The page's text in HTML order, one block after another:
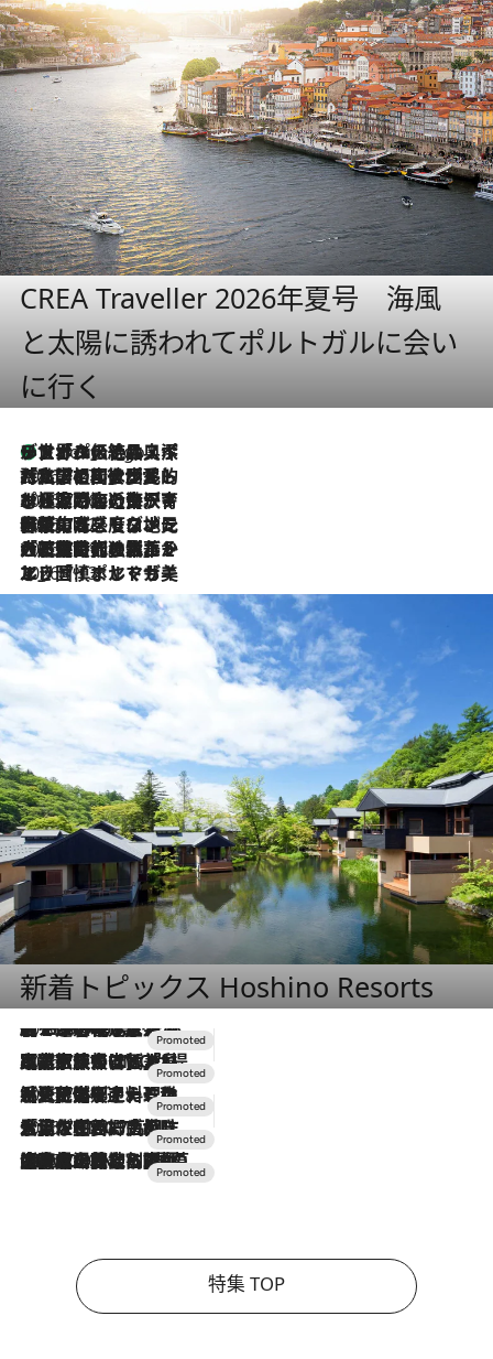
CREA Traveller 2026年夏号 海風
と太陽に誘われてポルトガルに会い
に行く
5 Hours Ago
リスボンの絶品スイーツ「パステル・デ・ナタ」とは？ポルトガル伝統の奥深い世界へ
2026.7.27
「私の祖国はポルトガル語です」国民的詩人フェルナンド・ペソアと、彼が愛した文学の街を歩く
2026.7.26
ポルトガル近海が育む極上の海の幸。キリリと冷えた白ワインと愉しむ、シーフード専門店の贅沢
2026.7.22
伝統の味をモダンに昇華。高感度な地元客が集う、リスボンの最旬ガストロノミー
2026.7.21
大航海時代の栄華から、震災、独裁、そして革命へ。ポルトガル・首都リスボンの石畳に刻まれた「歴史の光と影」
2026.7.13
エッセイ・ヤマザキマリ「慎ましくも美しき国 ポルトガル」
新着トピックス Hoshino Resorts
2026.8.7
【トンボの足水浴】ヒノキの香りに包まれて涼感マックス！約13℃の湧水かけ流しを避暑地「星野温泉 トンボの湯」で体験
2026.7.31
【ホテル帰省】という選択肢をOMOが提案。家族とほどよい距離を保つには「昼は実家、夜は気兼ねなくホテルで！」
2026.7.24
【夏限定ディナーコース】旬を迎える稚鮎や花ズッキーニなどをイタリア・トスカーナの郷土料理の手法で満喫！
2026.7.17
「土佐和ハーブかき氷」がOMO7高知に登場！生姜、山椒、大葉など目にも舌にも涼を呼ぶ郷土の味
2026.7.10
NEW OPEN！【界 草津】名湯の地に誕生。趣の異なる2種の温泉と上州ならではの会席・蕎麦割烹など美食を味わう究極の癒やし旅
特集 TOP